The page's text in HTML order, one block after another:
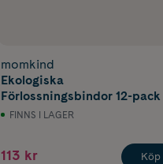
momkind
Ekologiska
Förlossningsbindor 12-pack
FINNS I LAGER
113 kr Köp